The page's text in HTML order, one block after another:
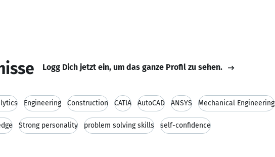
Logg Dich jetzt ein, um das ganze Profil zu sehen.
Engineering Construction CATIA AutoCAD ANSYS Mechanical Engineering
Strong personality problem solving skills self-confidence